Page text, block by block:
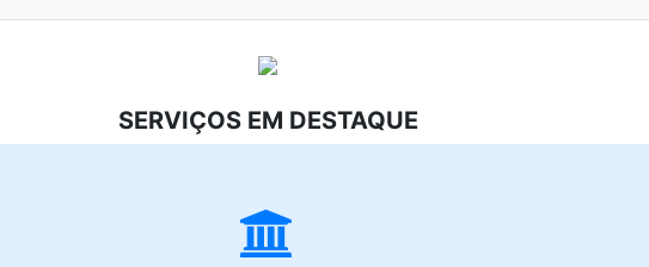
SERVIÇOS EM DESTAQUE